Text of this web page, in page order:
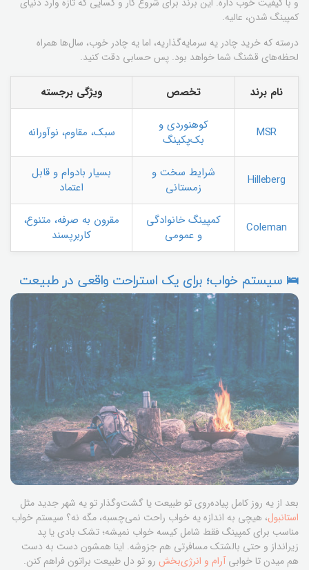
کمپینگ شدن، عالیه.
درسته که خرید چادر یه سرمایه‌گذاریه، اما یه چادر خوب، سال‌ها همراه
لحظه‌های قشنگ شما خواهد بود. پس حسابی دقت کنید.
نام برند تخصص ویژگی برجسته
MSR
کوهنوردی و
بک‌پکینگ
سبک، مقاوم، نوآورانه
Hilleberg
شرایط سخت و
زمستانی
بسیار بادوام و قابل
اعتماد
Coleman
کمپینگ خانوادگی
و عمومی
مقرون به صرفه، متنوع،
کاربرپسند
🛌 سیستم خواب؛ برای یک استراحت واقعی در طبیعت
بعد از یه روز کامل پیاده‌روی تو طبیعت یا گشت‌وگذار تو یه شهر جدید مثل
استانبول، هیچی به اندازه یه خواب راحت نمی‌چسبه، مگه نه؟ سیستم خواب
مناسب برای کمپینگ فقط شامل کیسه خواب نمیشه؛ تشک بادی یا پد
زیرانداز و حتی بالشتک مسافرتی هم جزوشه. اینا همشون دست به دست
هم میدن تا خوابیآرام و انرژی‌بخش رو تو دل طبیعت براتون فراهم کنن.